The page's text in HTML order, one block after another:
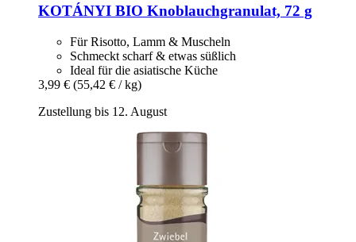
KOTÁNYI BIO Knoblauchgranulat, 72 g
Für Risotto, Lamm & Muscheln
Schmeckt scharf & etwas süßlich
Ideal für die asiatische Küche
3,99 € (55,42 € / kg)
Zustellung bis 12. August